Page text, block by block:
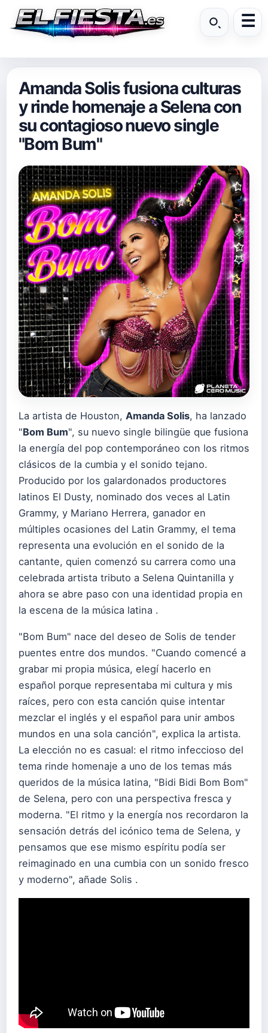
Amanda Solis fusiona culturas
y rinde homenaje a Selena con
su contagioso nuevo single
"Bom Bum"
La artista de Houston, Amanda Solis, ha lanzado
"Bom Bum", su nuevo single bilingüe que fusiona
la energía del pop contemporáneo con los ritmos
clásicos de la cumbia y el sonido tejano.
Producido por los galardonados productores
latinos El Dusty, nominado dos veces al Latin
Grammy, y Mariano Herrera, ganador en
múltiples ocasiones del Latin Grammy, el tema
representa una evolución en el sonido de la
cantante, quien comenzó su carrera como una
celebrada artista tributo a Selena Quintanilla y
ahora se abre paso con una identidad propia en
la escena de la música latina .
"Bom Bum" nace del deseo de Solis de tender
puentes entre dos mundos. "Cuando comencé a
grabar mi propia música, elegí hacerlo en
español porque representaba mi cultura y mis
raíces, pero con esta canción quise intentar
mezclar el inglés y el español para unir ambos
mundos en una sola canción", explica la artista.
La elección no es casual: el ritmo infeccioso del
tema rinde homenaje a uno de los temas más
queridos de la música latina, "Bidi Bidi Bom Bom"
de Selena, pero con una perspectiva fresca y
moderna. "El ritmo y la energía nos recordaron la
sensación detrás del icónico tema de Selena, y
pensamos que ese mismo espíritu podía ser
reimaginado en una cumbia con un sonido fresco
y moderno", añade Solis .